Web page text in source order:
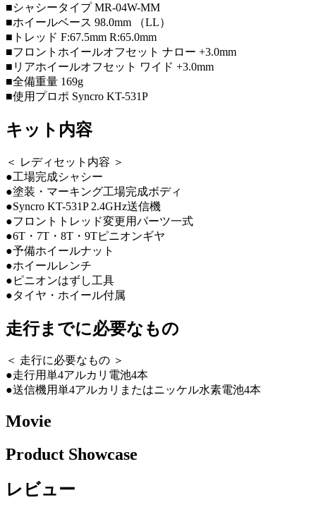
■シャシータイプ MR-04W-MM
■ホイールベース 98.0mm （LL）
■トレッド F:67.5mm R:65.0mm
■フロントホイールオフセット ナロー +3.0mm
■リアホイールオフセット ワイド +3.0mm
■全備重量 169g
■使用プロポ Syncro KT-531P
キット内容
＜ レディセット内容 ＞
●工場完成シャシー
●塗装・マーキング工場完成ボディ
●Syncro KT-531P 2.4GHz送信機
●フロントトレッド変更用パーツ一式
●6T・7T・8T・9Tピニオンギヤ
●予備ホイールナット
●ホイールレンチ
●ピニオンはずし工具
●タイヤ・ホイール付属
走行までに必要なもの
＜ 走行に必要なもの ＞
●走行用単4アルカリ電池4本
●送信機用単4アルカリまたはニッケル水素電池4本
Movie
Product Showcase
レビュー